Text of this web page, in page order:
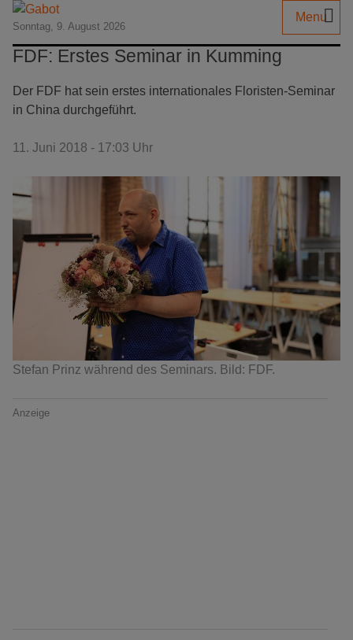
Sonntag, 9. August 2026
Menu
FDF: Erstes Seminar in Kumming
Der FDF hat sein erstes internationales Floristen-Seminar
in China durchgeführt.
11. Juni 2018 - 17:03 Uhr
Stefan Prinz während des Seminars. Bild: FDF.
Anzeige